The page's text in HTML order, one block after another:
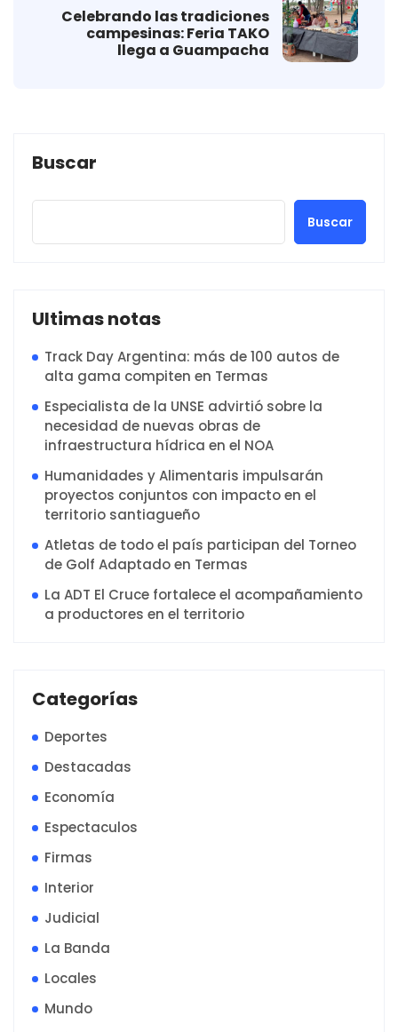
Celebrando las tradiciones
campesinas: Feria TAKO
llega a Guampacha
Buscar
Buscar
Ultimas notas
Track Day Argentina: más de 100 autos de
alta gama compiten en Termas
Especialista de la UNSE advirtió sobre la
necesidad de nuevas obras de
infraestructura hídrica en el NOA
Humanidades y Alimentaris impulsarán
proyectos conjuntos con impacto en el
territorio santiagueño
Atletas de todo el país participan del Torneo
de Golf Adaptado en Termas
La ADT El Cruce fortalece el acompañamiento
a productores en el territorio
Categorías
Deportes
Destacadas
Economía
Espectaculos
Firmas
Interior
Judicial
La Banda
Locales
Mundo